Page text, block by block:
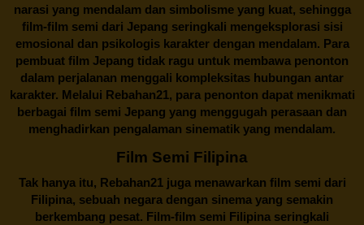
narasi yang mendalam dan simbolisme yang kuat, sehingga
film-film semi dari Jepang seringkali mengeksplorasi sisi
emosional dan psikologis karakter dengan mendalam. Para
pembuat film Jepang tidak ragu untuk membawa penonton
dalam perjalanan menggali kompleksitas hubungan antar
karakter. Melalui Rebahan21, para penonton dapat menikmati
berbagai film semi Jepang yang menggugah perasaan dan
menghadirkan pengalaman sinematik yang mendalam.
Film Semi Filipina
Tak hanya itu, Rebahan21juga menawarkan film semi dari
Filipina, sebuah negara dengan sinema yang semakin
berkembang pesat. Film-film semi Filipina seringkali